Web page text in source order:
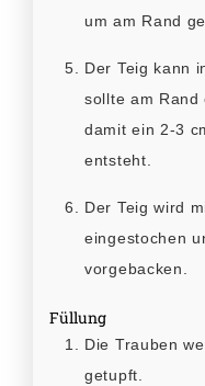
um am Rand
Der Teig kann
sollte am Rand
damit ein 2-3
entsteht.
Der Teig wird
eingestochen
vorgebacken.
Füllung
Die Trauben
getupft.